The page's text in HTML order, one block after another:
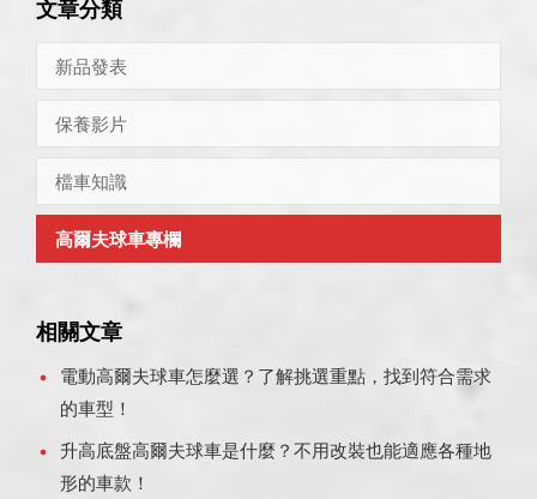
文章分類
新品發表
保養影片
檔車知識
高爾夫球車專欄
相關文章
電動高爾夫球車怎麼選？了解挑選重點，找到符合需求
的車型！
升高底盤高爾夫球車是什麼？不用改裝也能適應各種地
形的車款！